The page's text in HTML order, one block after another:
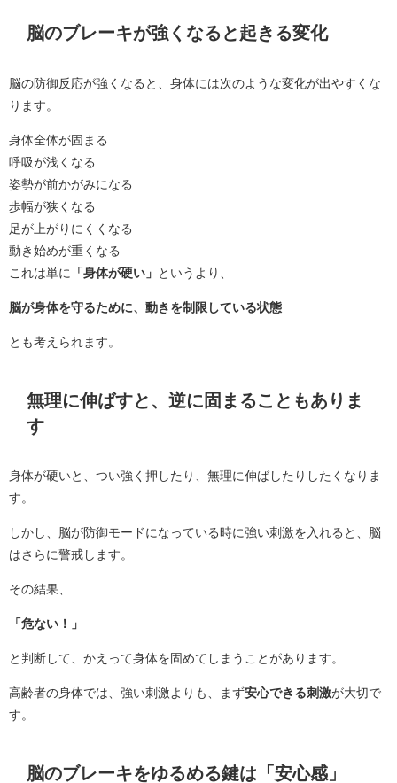
脳のブレーキが強くなると起きる変化
脳の防御反応が強くなると、身体には次のような変化が出やすくな
ります。
身体全体が固まる
呼吸が浅くなる
姿勢が前かがみになる
歩幅が狭くなる
足が上がりにくくなる
動き始めが重くなる
これは単に
「身体が硬い」 というより、
脳が身体を守るために、動きを制限している状態
とも考えられます。
無理に伸ばすと、逆に固まることもありま
す
身体が硬いと、つい強く押したり、無理に伸ばしたりしたくなりま
す。
しかし、脳が防御モードになっている時に強い刺激を入れると、脳
はさらに警戒します。
その結果、
「危ない！」
と判断して、かえって身体を固めてしまうことがあります。
高齢者の身体では、強い刺激よりも、まず安心できる刺激が大切で
す。
脳のブレーキをゆるめる鍵は「安心感」